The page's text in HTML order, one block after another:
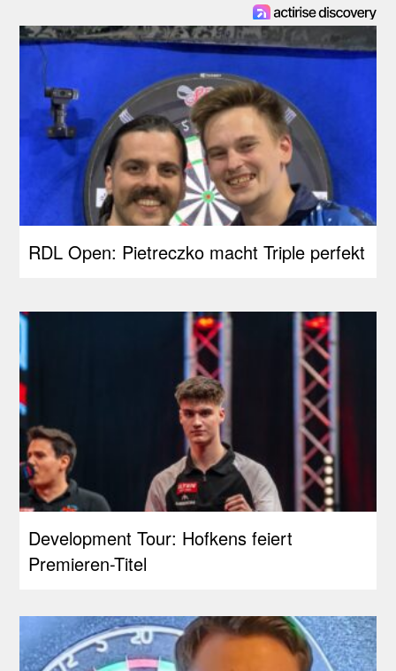
RDL Open: Pietreczko macht Triple perfekt
Development Tour: Hofkens feiert
Premieren-Titel